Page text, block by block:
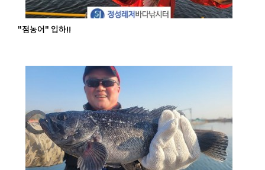
"점농어" 입하!!